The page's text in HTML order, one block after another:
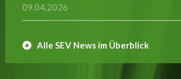
09.04.2026
Alle SEV News im Überblick